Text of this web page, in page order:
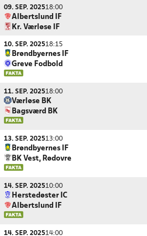
09. SEP. 202518:00
Albertslund IF
Kr. Værløse IF
10. SEP. 202518:15
Brøndbyernes IF
Greve Fodbold
11. SEP. 202518:00
Værløse BK
Bagsværd BK
13. SEP. 202513:00
Brøndbyernes IF
BK Vest, Rødovre
14. SEP. 202510:00
Herstedøster IC
Albertslund IF
14. SEP. 202514:00